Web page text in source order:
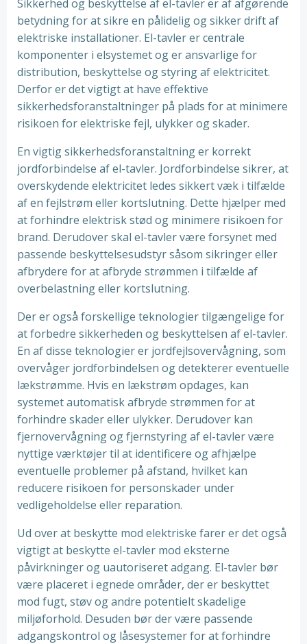
Sikkerhed og beskyttelse af el-tavler er af afgørende
betydning for at sikre en pålidelig og sikker drift af
elektriske installationer. El-tavler er centrale
komponenter i elsystemet og er ansvarlige for
distribution, beskyttelse og styring af elektricitet.
Derfor er det vigtigt at have effektive
sikkerhedsforanstaltninger på plads for at minimere
risikoen for elektriske fejl, ulykker og skader.
En vigtig sikkerhedsforanstaltning er korrekt
jordforbindelse af el-tavler. Jordforbindelse sikrer, at
overskydende elektricitet ledes sikkert væk i tilfælde
af en fejlstrøm eller kortslutning. Dette hjælper med
at forhindre elektrisk stød og minimere risikoen for
brand. Derudover skal el-tavler være forsynet med
passende beskyttelsesudstyr såsom sikringer eller
afbrydere for at afbryde strømmen i tilfælde af
overbelastning eller kortslutning.
Der er også forskellige teknologier tilgængelige for
at forbedre sikkerheden og beskyttelsen af el-tavler.
En af disse teknologier er jordfejlsovervågning, som
overvåger jordforbindelsen og detekterer eventuelle
lækstrømme. Hvis en lækstrøm opdages, kan
systemet automatisk afbryde strømmen for at
forhindre skader eller ulykker. Derudover kan
fjernovervågning og fjernstyring af el-tavler være
nyttige værktøjer til at identificere og afhjælpe
eventuelle problemer på afstand, hvilket kan
reducere risikoen for personskader under
vedligeholdelse eller reparation.
Ud over at beskytte mod elektriske farer er det også
vigtigt at beskytte el-tavler mod eksterne
påvirkninger og uautoriseret adgang. El-tavler bør
være placeret i egnede områder, der er beskyttet
mod fugt, støv og andre potentielt skadelige
miljøforhold. Desuden bør der være passende
adgangskontrol og låsesystemer for at forhindre